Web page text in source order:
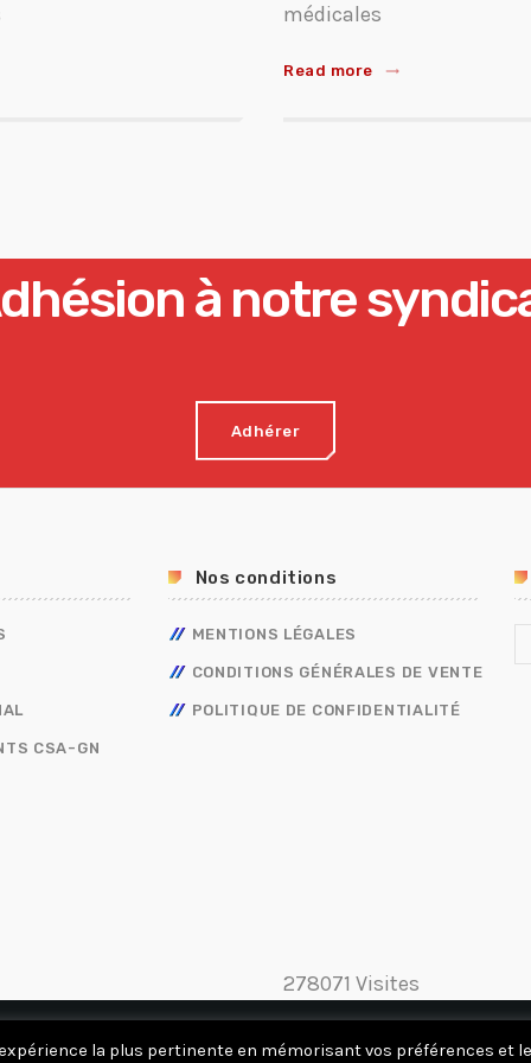
médicales
Read more trending_flat
à notre
Adhérer
CSA-GN
Nos conditions
MENTIONS LÉGALES
CONDITIONS GÉNÉRALES DE VENTE
POLITIQUE DE CONFIDENTIALITÉ
278071 Visites
ACCUEIL
la plus pertinente en mémorisant vos préférences et